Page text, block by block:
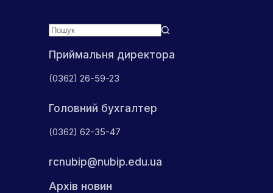
Приймальня директора
(0362) 26-59-23
Головний бухгалтер
(0362) 62-35-47
rcnubip@nubip.edu.ua
Архів новин